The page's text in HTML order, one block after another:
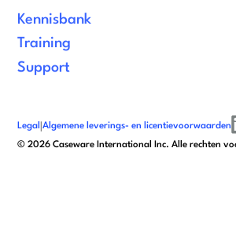
Kennisbank
Training
Support
©2026 Caseware International Inc. Alle rechten
Legal |Algemene leverings- en licentievoorwaarden